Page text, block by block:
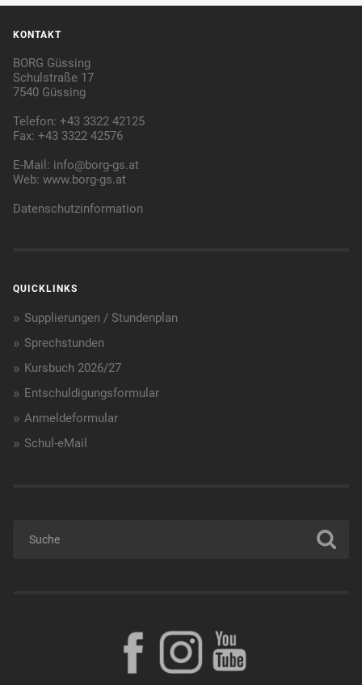
KONTAKT
BORG Güssing
Schulstraße 17
7540 Güssing
Telefon: +43 3322 42125
Fax: +43 3322 42576
E-Mail: info@borg-gs.at
Web:www.borg-gs.at
Datenschutzinformation
QUICKLINKS
Supplierungen / Stundenplan
Sprechstunden
Kursbuch 2026/27
Entschuldigungsformular
Anmeldeformular
Schul-eMail